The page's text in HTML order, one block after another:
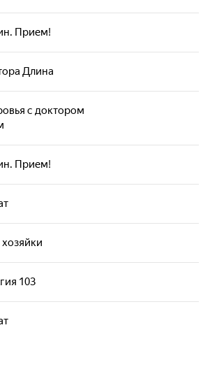
600 секунд
600 секунд
600 секунд
с доктором Дзидзария
600 секунд
600 секунд
с доктором Дзидзария
с доктором Дзидзария
Прием!
Длина
с доктором
Прием!
103